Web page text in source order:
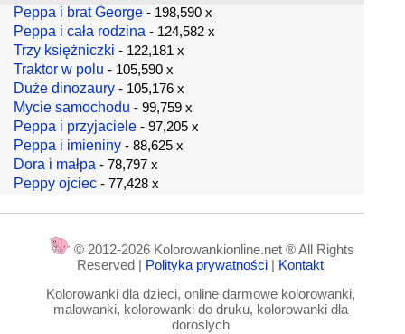
Peppa i brat George - 198,590 x
Peppa i cała rodzina - 124,582 x
Trzy księżniczki - 122,181 x
Traktor w polu - 105,590 x
Duże dinozaury - 105,176 x
Mycie samochodu - 99,759 x
Peppa i przyjaciele - 97,205 x
Peppa i imieniny - 88,625 x
Dora i małpa - 78,797 x
Peppy ojciec - 77,428 x
© 2012-2026 Kolorowankionline.net ® All Rights
Reserved | Polityka prywatności | Kontakt
Kolorowanki dla dzieci, online darmowe kolorowanki,
malowanki, kolorowanki do druku, kolorowanki dla
doroslych